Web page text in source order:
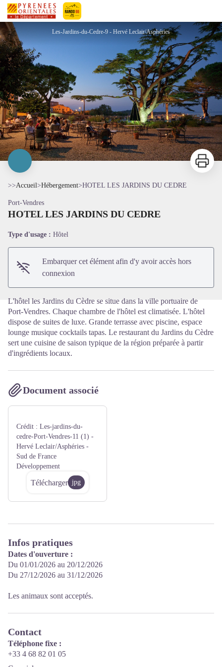
Pyrénées-Orientales Le Département
HOTEL LES JARDINS DU CEDRE
Les-Jardins-du-Cedre-9 - Hervé Leclair/Asphéries
Imprimer
>>Accueil>Hébergement>HOTEL LES JARDINS DU CEDRE
Port-Vendres
HOTEL LES JARDINS DU CEDRE
Type d'usage : Hôtel
Embarquer cet élément afin d'y avoir accès hors
connexion
L'hôtel les Jardins du Cèdre se situe dans la ville portuaire de
Port-Vendres. Chaque chambre de l'hôtel est climatisée. L'hôtel
dispose de suites de luxe. Grande terrasse avec piscine, espace
lounge musique cocktails tapas. Le restaurant du Jardins du Cèdre
sert une cuisine de saison typique de la région préparée à partir
d'ingrédients locaux.
Document associé
Crédit : Les-jardins-du-
cedre-Port-Vendres-11 (1) -
Hervé Leclair/Asphéries -
Sud de France
Développement
Télécharger jpg
Infos pratiques
Dates d'ouverture :
Du 01/01/2026 au 20/12/2026
Du 27/12/2026 au 31/12/2026
Les animaux sont acceptés.
Contact
Téléphone fixe :
+33 4 68 82 01 05